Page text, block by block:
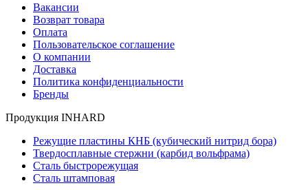
Вакансии
Возврат товара
Оплата
Пользовательское соглашение
О компании
Доставка
Политика конфиденциальности
Бренды
Продукция INHARD
Режущие пластины КНБ (кубический нитрид бора)
Твердосплавные стержни (карбид вольфрама)
Сталь быстрорежущая
Сталь штамповая